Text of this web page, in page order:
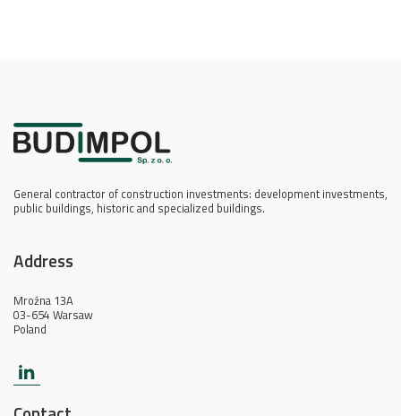
General contractor of construction investments: development investments,
public buildings, historic and specialized buildings.
Address
Mroźna 13A
03-654 Warsaw
Poland